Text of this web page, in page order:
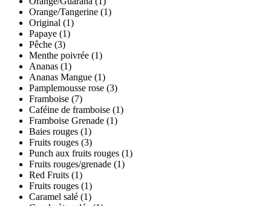
Orange/Tangerine (1)
Original (1)
Papaye (1)
Pêche (3)
Menthe poivrée (1)
Ananas (1)
Ananas Mangue (1)
Pamplemousse rose (3)
Framboise (7)
Caféine de framboise (1)
Framboise Grenade (1)
Baies rouges (1)
Fruits rouges (3)
Punch aux fruits rouges (1)
Fruits rouges/grenade (1)
Red Fruits (1)
Fruits rouges (1)
Caramel salé (1)